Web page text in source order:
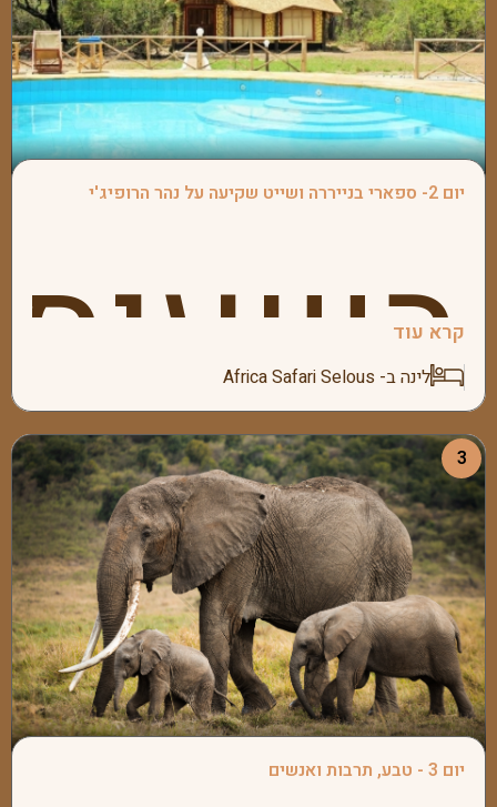
נפגוש
את
יום 2- ספארי בנייררה ושייט שקיעה על נהר הרופיג'י
בשעות
הבוקר
קרא עוד
לינה ב- Africa Safari Selous
3
יום 3 - טבע, תרבות ואנשים